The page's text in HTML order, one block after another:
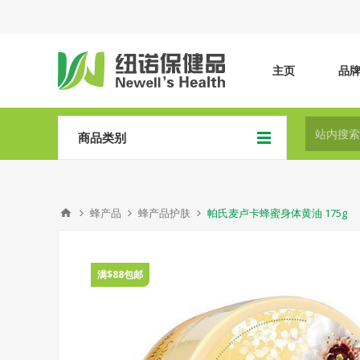
主页 品
商品类别
蜂产品 蜂产品护肤 帕氏麦卢卡蜂蜜身体黄油 175g
满$88包邮